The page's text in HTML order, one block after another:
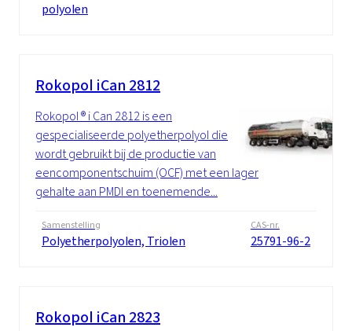
polyolen
Rokopol iCan 2812
Rokopol ® i Can 2812 is een
gespecialiseerde polyetherpolyol die
wordt gebruikt bij de productie van
eencomponentschuim (OCF) met een lager
gehalte aan PMDI en toenemende...
Samenstelling
Polyetherpolyolen, Triolen
CAS-nr.
25791-96-2
Rokopol iCan 2823